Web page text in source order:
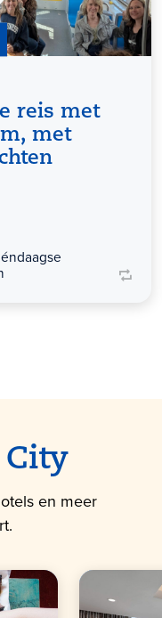
reis met
met
en meer